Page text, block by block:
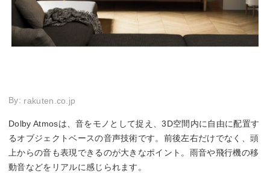
By: rakuten.co.jp
Dolby Atmosは、音をモノとして捉え、3D空間内に自由に配置す
るオブジェクトベースの音声技術です。前後左右だけでなく、頭
上からの音も表現できるのが大きなポイント。雨音や飛行機の移
動音などをリアルに感じられます。